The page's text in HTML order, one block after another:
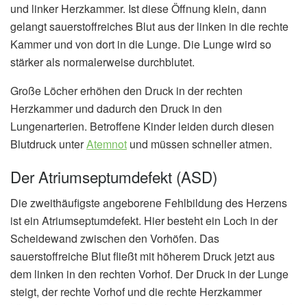
und linker Herzkammer. Ist diese Öffnung klein, dann
gelangt sauerstoffreiches Blut aus der linken in die rechte
Kammer und von dort in die Lunge. Die Lunge wird so
stärker als normalerweise durchblutet.
Große Löcher erhöhen den Druck in der rechten
Herzkammer und dadurch den Druck in den
Lungenarterien. Betroffene Kinder leiden durch diesen
Blutdruck unterAtemnot und müssen schneller atmen.
Der Atriumseptumdefekt (ASD)
Die zweithäufigste angeborene Fehlbildung des Herzens
ist ein Atriumseptumdefekt. Hier besteht ein Loch in der
Scheidewand zwischen den Vorhöfen. Das
sauerstoffreiche Blut fließt mit höherem Druck jetzt aus
dem linken in den rechten Vorhof. Der Druck in der Lunge
steigt, der rechte Vorhof und die rechte Herzkammer